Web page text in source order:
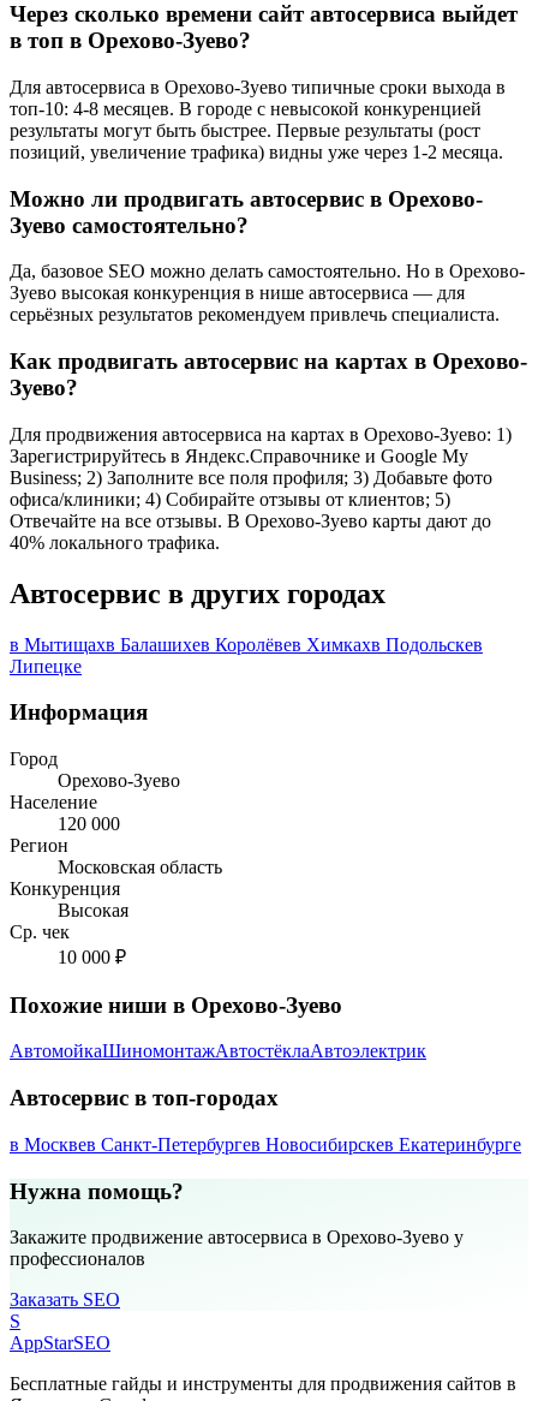
Через сколько времени сайт автосервиса выйдет
в топ в Орехово-Зуево?
Для автосервиса в Орехово-Зуево типичные сроки выхода в
топ-10: 4-8 месяцев. В городе с невысокой конкуренцией
результаты могут быть быстрее. Первые результаты (рост
позиций, увеличение трафика) видны уже через 1-2 месяца.
Можно ли продвигать автосервис в Орехово-
Зуево самостоятельно?
Да, базовое SEO можно делать самостоятельно. Но в Орехово-
Зуево высокая конкуренция в нише автосервиса — для
серьёзных результатов рекомендуем привлечь специалиста.
Как продвигать автосервис на картах в Орехово-
Зуево?
Для продвижения автосервиса на картах в Орехово-Зуево: 1)
Зарегистрируйтесь в Яндекс.Справочнике и Google My
Business; 2) Заполните все поля профиля; 3) Добавьте фото
офиса/клиники; 4) Собирайте отзывы от клиентов; 5)
Отвечайте на все отзывы. В Орехово-Зуево карты дают до
40% локального трафика.
Автосервис в других городах
в Мытищахв Балашихев Королёвев Химкахв Подольскев
Липецке
Информация
Город
Орехово-Зуево
Население
120 000
Регион
Московская область
Конкуренция
Высокая
Ср. чек
10 000 ₽
Похожие ниши в Орехово-Зуево
АвтомойкаШиномонтажАвтостёклаАвтоэлектрик
Автосервис в топ-городах
в Москвев Санкт-Петербургев Новосибирскев Екатеринбурге
Нужна помощь?
Закажите продвижение автосервиса в Орехово-Зуево у
профессионалов
Заказать SEO
S
AppStarSEO
Бесплатные гайды и инструменты для продвижения сайтов в